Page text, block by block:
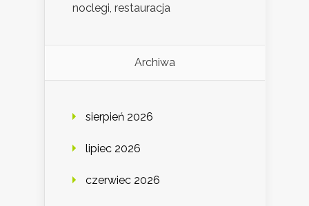
noclegi, restauracja
Archiwa
sierpień 2026
lipiec 2026
czerwiec 2026